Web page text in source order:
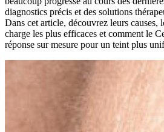
diagnostics précis et des solutions
Dans cet article, découvrez leurs causes,
charge les plus efficaces et comment le
réponse sur mesure pour un teint plus